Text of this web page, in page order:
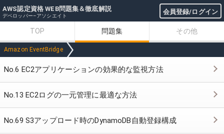
AWS認定資格 WEB問題集＆徹底解説 会員登録/ログイン
デベロッパー–アソシエイト
TOP 問題集 その他
Amazon EventBridge
No.6 EC2アプリケーションの効果的な監視方法
No.13 EC2ログの一元管理に最適な方法
No.69 S3アップロード時のDynamoDB自動登録構成